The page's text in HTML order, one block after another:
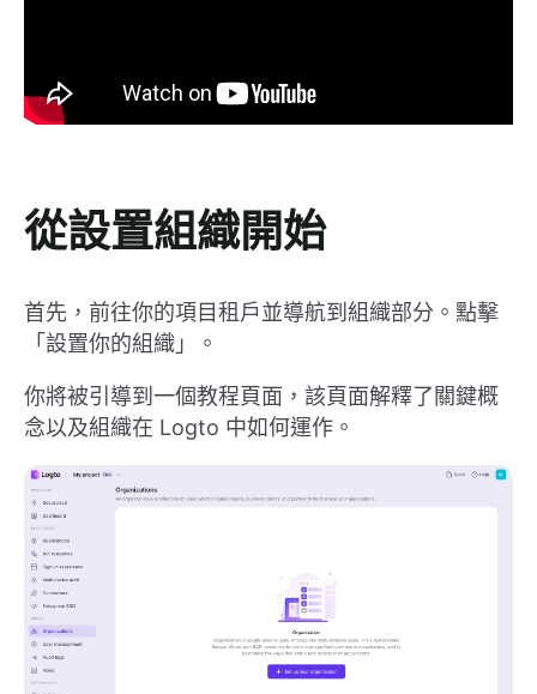
從設置組織開始
首先，前往你的項目租戶並導航到組織部分。點擊
「設置你的組織」。
你將被引導到一個教程頁面，該頁面解釋了關鍵概
念以及組織在 Logto 中如何運作。